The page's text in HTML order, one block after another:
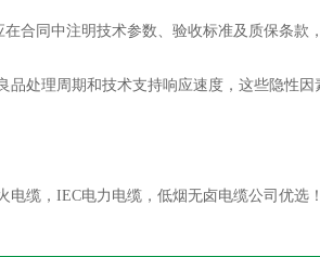
同中注明技术参数、验收标准及质保条款，
理周期和技术支持响应速度，这些隐性因
缆，IEC电力电缆，低烟无卤电缆公司优选！